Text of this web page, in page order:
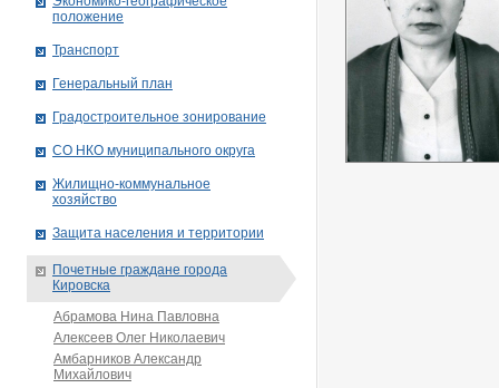
положение
Транспорт
Генеральный план
Градостроительное зонирование
СО НКО муниципального округа
Жилищно-коммунальное
хозяйство
Защита населения и территории
Почетные граждане города
Кировска
Абрамова Нина Павловна
Алексеев Олег Николаевич
Амбарников Александр
Михайлович